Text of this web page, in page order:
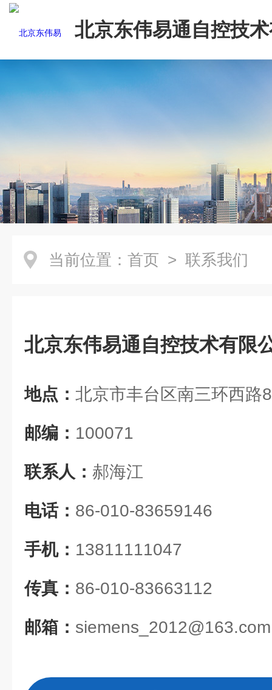
北京东伟易通自控技
司
当前位置： 首页 > 联系我们
北京东伟易通自控技术有限
地点： 北京市丰台区南三环西路
邮编： 100071
联系人： 郝海江
电话： 86-010-83659146
手机： 13811111047
传真： 86-010-83663112
邮箱： siemens_2012@163.com